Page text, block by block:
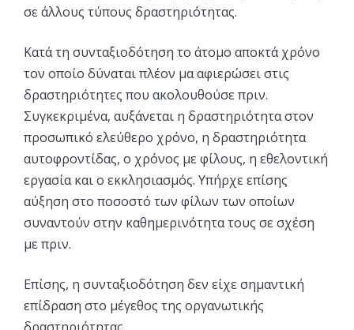
σε άλλους τύπους δραστηριότητας.
Κατά τη συνταξιοδότηση το άτομο αποκτά χρόνο
τον οποίο δύναται πλέον μα αφιερώσει στις
δραστηριότητες που ακολουθούσε πριν.
Συγκεκριμένα, αυξάνεται η δραστηριότητα στον
προσωπικό ελεύθερο χρόνο, η δραστηριότητα
αυτοφροντίδας, ο χρόνος με φίλους, η εθελοντική
εργασία και ο εκκλησιασμός. Υπήρχε επίσης
αύξηση στο ποσοστό των φίλων των οποίων
συναντούν στην καθημερινότητα τους σε σχέση
με πριν.
Επίσης, η συνταξιοδότηση δεν είχε σημαντική
επίδραση στο μέγεθος της οργανωτικής